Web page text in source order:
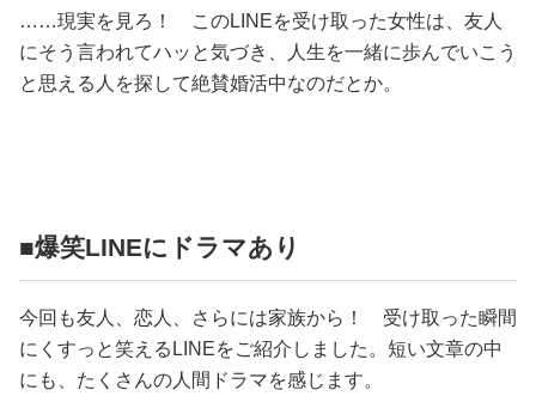
……現実を見ろ！ このLINEを受け取った女性は、友人
にそう言われてハッと気づき、人生を一緒に歩んでいこう
と思える人を探して絶賛婚活中なのだとか。
■爆笑LINEにドラマあり
今回も友人、恋人、さらには家族から！ 受け取った瞬間
にくすっと笑えるLINEをご紹介しました。短い文章の中
にも、たくさんの人間ドラマを感じます。